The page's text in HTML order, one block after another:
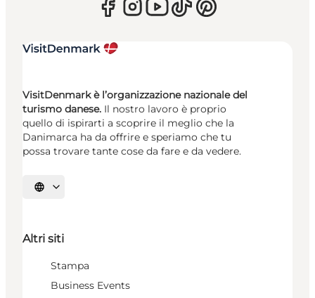
VisitDenmark è l’organizzazione nazionale del
turismo danese. Il nostro lavoro è proprio
quello di ispirarti a scoprire il meglio che la
Danimarca ha da offrire e speriamo che tu
possa trovare tante cose da fare e da vedere.
Seleziona la lingua
Altri siti
Stampa
Business Events